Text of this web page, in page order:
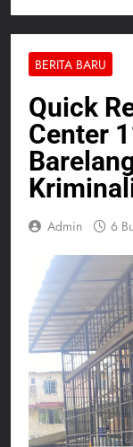
BERITA BARU
Quick
Center
Admin 6